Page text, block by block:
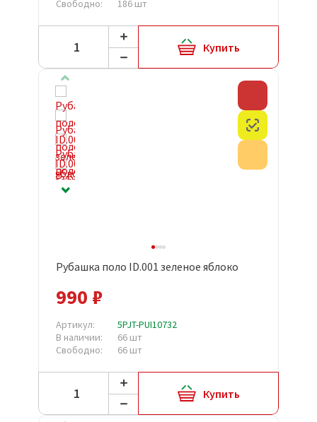
Свободно:
186 шт
Купить
Рубашка поло ID.001 зеленое яблоко
990 ₽
Артикул:
5PJT-PUI10732
В наличии:
66 шт
Свободно:
66 шт
Купить